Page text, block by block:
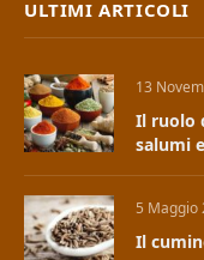
ULTIMI ARTICOLI
13
Il ruolo
salumi
5 Maggio
Il